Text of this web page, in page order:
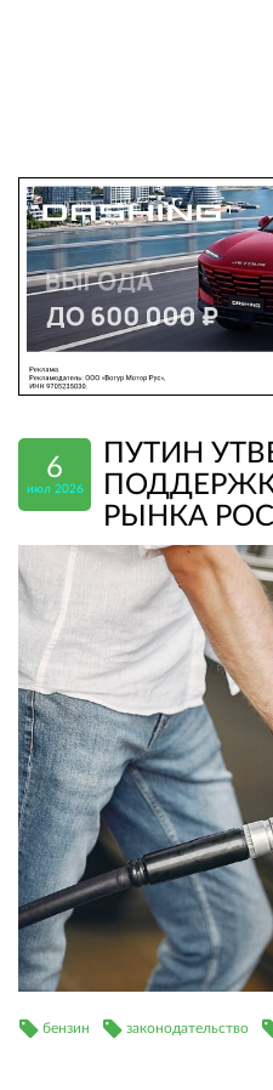
6
июл 2026
ПУТИН
РЫНКА
бензин законодательство